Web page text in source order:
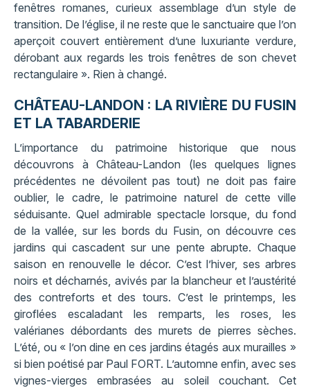
fenêtres romanes, curieux assemblage d’un style de
transition. De l’église, il ne reste que le sanctuaire que l’on
aperçoit couvert entièrement d’une luxuriante verdure,
dérobant aux regards les trois fenêtres de son chevet
rectangulaire ». Rien à changé.
CHÂTEAU-LANDON : LA RIVIÈRE DU FUSIN
ET LA TABARDERIE
L’importance du patrimoine historique que nous
découvrons à Château-Landon (les quelques lignes
précédentes ne dévoilent pas tout) ne doit pas faire
oublier, le cadre, le patrimoine naturel de cette ville
séduisante. Quel admirable spectacle lorsque, du fond
de la vallée, sur les bords du Fusin, on découvre ces
jardins qui cascadent sur une pente abrupte. Chaque
saison en renouvelle le décor. C’est l’hiver, ses arbres
noirs et décharnés, avivés par la blancheur et l’austérité
des contreforts et des tours. C’est le printemps, les
giroflées escaladant les remparts, les roses, les
valérianes débordants des murets de pierres sèches.
L’été, ou « l’on dine en ces jardins étagés aux murailles »
si bien poétisé par Paul FORT. L’automne enfin, avec ses
vignes-vierges embrasées au soleil couchant. Cet